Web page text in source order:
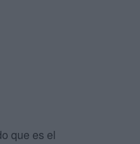
que es el